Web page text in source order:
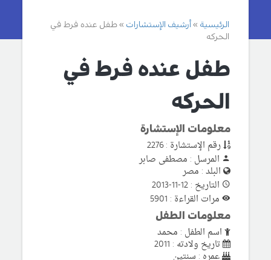
الرئيسية أرشيف الإستشارات
طفل عنده فرط في
الحركه
طفل عنده فرط في
الحركه
معلومات الإستشارة
رقم الإستشارة : 2276
المرسل : مصطفى صابر
البلد : مصر
التاريخ : 12-11-2013
مرات القراءة : 5901
معلومات الطفل
اسم الطفل : محمد
تاريخ ولادته : 2011
عمره : سنتين